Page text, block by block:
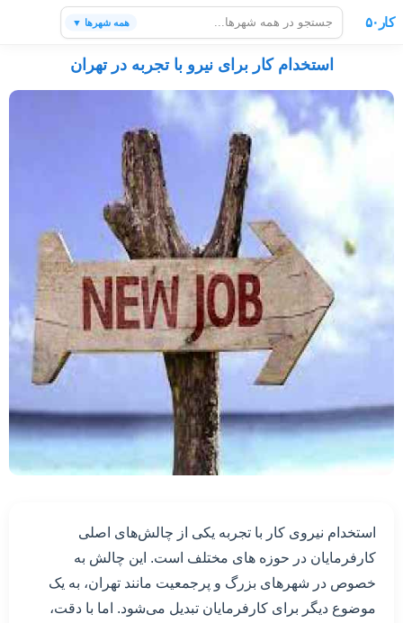
کار۵۰ همه شهرها ▼
استخدام کار برای نیرو با تجربه در تهران
استخدام نیروی کار با تجربه یکی از چالش‌های اصلی
کارفرمایان در حوزه های مختلف است. این چالش به
خصوص در شهرهای بزرگ و پرجمعیت مانند تهران، به یک
موضوع دیگر برای کارفرمایان تبدیل می‌شود. اما با دقت،